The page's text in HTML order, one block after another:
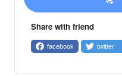
Share with friend
facebook twitter